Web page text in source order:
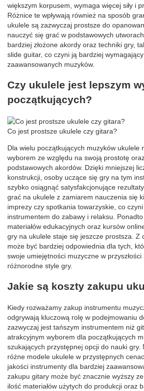
większym korpusem, wymaga więcej siły i
Różnice te wpływają również na sposób
ukulele są zazwyczaj prostsze do
nauczyć się grać w podstawowych
bardziej złożone akordy oraz techniki gry,
slide guitar, co czyni ją bardziej
zaawansowanych muzyków.
Czy ukulele jest lepszym
początkujących?
Co jest prostsze ukulele czy gitara?
Dla wielu początkujących muzyków ukulele
wyborem ze względu na swoją prostotę
podstawowych akordów. Dzięki mniejszej
konstrukcji, osoby uczące się gry na tym
szybko osiągnąć satysfakcjonujące
grać na ukulele z zamiarem nauczenia się
imprezy czy spotkania towarzyskie, co
instrumentem do zabawy i relaksu.
materiałów edukacyjnych oraz kursów
gry na ukulele staje się jeszcze prostsza. Z
może być bardziej odpowiednia dla tych,
swoje umiejętności muzyczne w
różnorodne style gry.
Jakie są koszty zakupu
Kiedy rozważamy zakup instrumentu
odgrywają kluczową rolę w podejmowaniu
zazwyczaj jest tańszym instrumentem niż
atrakcyjnym wyborem dla początkujących
szukających przystępnej opcji do nauki gry.
różne modele ukulele w przystępnych
jakości instrumenty dla bardziej
zakupu gitary może być znacznie wyższy
ilość materiałów użytych do produkcji oraz